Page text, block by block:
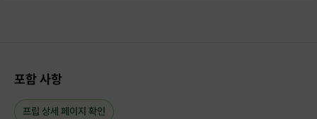
포함 사항
프립 상세 페이지 확인